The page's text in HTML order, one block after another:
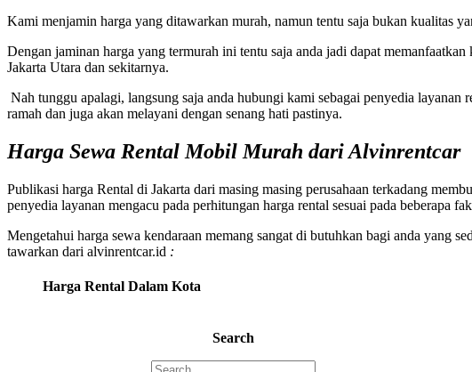
Kami menjamin harga yang ditawarkan murah, namun tentu saja bukan kualitas
Dengan jaminan harga yang termurah ini tentu saja anda jadi dapat
Jakarta Utara dan sekitarnya.
Nah tunggu apalagi, langsung saja anda hubungi kami sebagai penyedia
ramah dan juga akan melayani dengan senang hati pastinya.
Harga Sewa Rental Mobil Murah dari Alvinrentcar
Publikasi harga Rental di Jakarta dari masing masing perusahaan terkadang
penyedia layanan mengacu pada perhitungan harga rental sesuai pada beberapa
Mengetahui harga sewa kendaraan memang sangat di butuhkan bagi anda yang
tawarkan dari alvinrentcar.id :
Harga Rental Dalam Kota
Search